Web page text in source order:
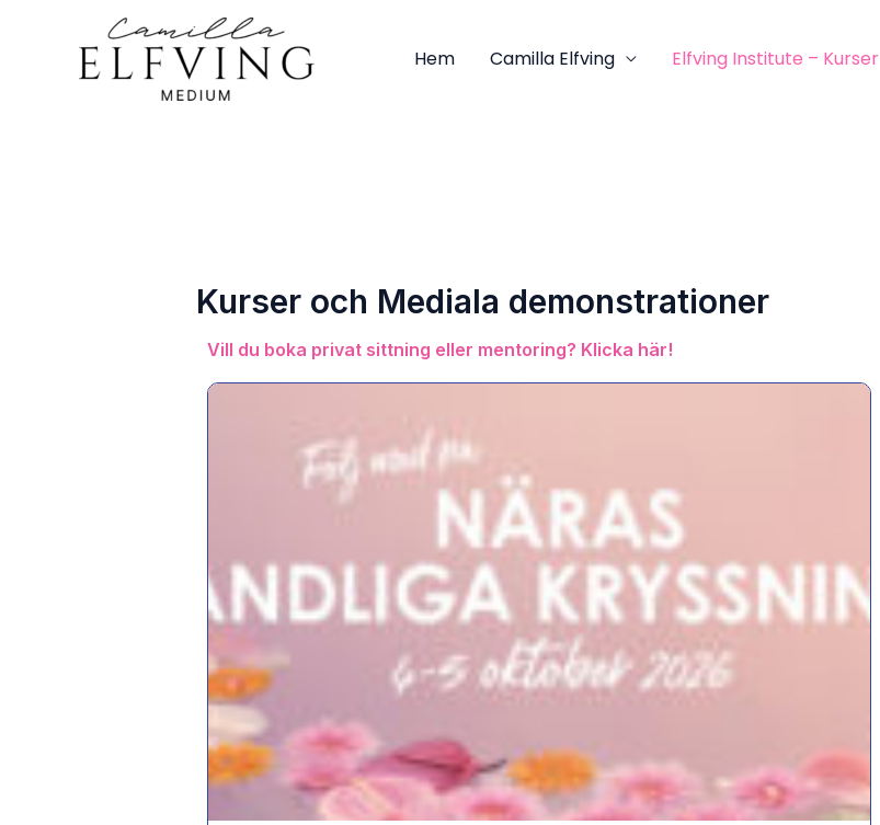
Hem Camilla Elfving Elfving Institute – Kurser
Kurser och Mediala demonstrationer
Vill du boka privat sittning eller mentoring? Klicka här!